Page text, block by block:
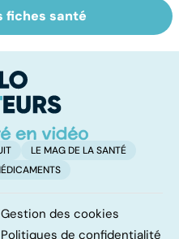
Tout savoir sur
les infections
fiches santé
LE MAG DE LA SANTÉ
Gestion des cookies
Politiques de confidentialité